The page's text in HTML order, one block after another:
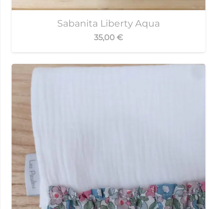
Sabanita Liberty Aqua
35,00 €